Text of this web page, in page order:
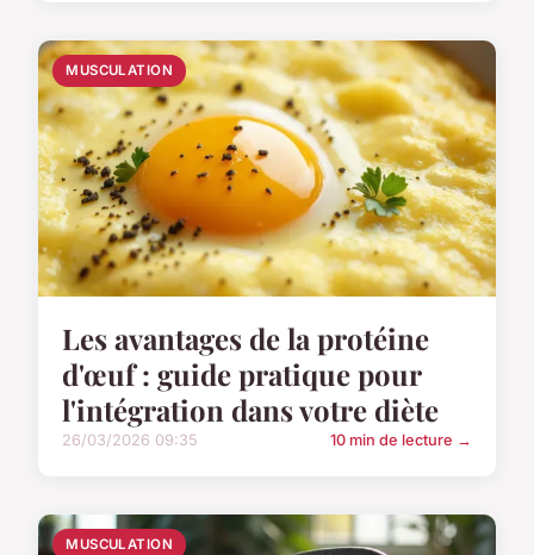
MUSCULATION
Les avantages de la protéine
d'œuf : guide pratique pour
l'intégration dans votre diète
26/03/2026 09:35 10 min de lecture →
MUSCULATION